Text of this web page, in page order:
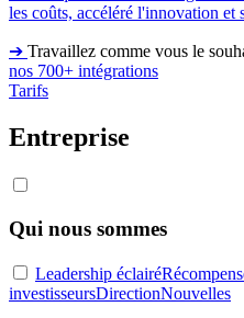
les coûts, accéléré l'innovation et
➔ Travaillez comme vous le
nos 700+ intégrations
Tarifs
Entreprise
Qui nous sommes
Leadership éclairé
investisseursDirectionNouvelles